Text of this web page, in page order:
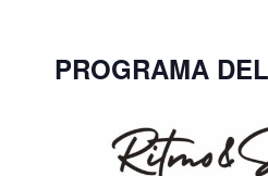
PROGRAMA